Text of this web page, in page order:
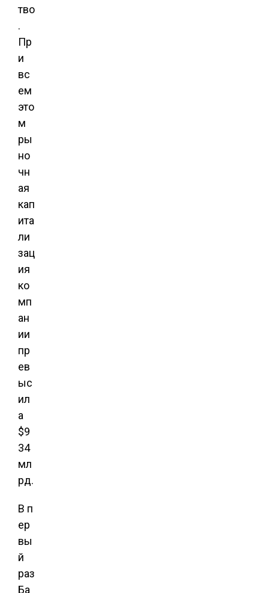
тво
.
Пр
и
вс
ем
это
м
ры
но
чн
ая
кап
ита
ли
зац
ия
ко
мп
ан
ии
пр
ев
ыс
ил
а
$9
34
мл
рд.
В п
ер
вы
й
раз
Ба